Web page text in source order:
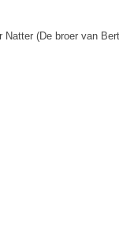
Natter (De broer van